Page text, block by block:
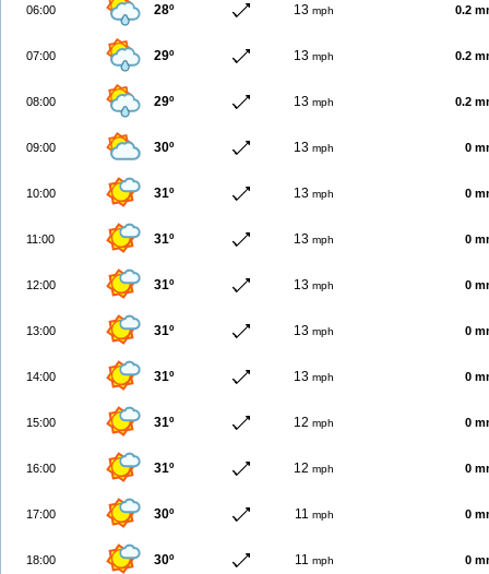
06:00 28º 13 mph 0.2
07:00 29º 13 mph 0.2
08:00 29º 13 mph 0.2
09:00 30º 13 mph 0
10:00 31º 13 mph 0
11:00 31º 13 mph 0
12:00 31º 13 mph 0
13:00 31º 13 mph 0
14:00 31º 13 mph 0
15:00 31º 12 mph 0
16:00 31º 12 mph 0
17:00 30º 11 mph 0
18:00 30º 11 mph 0